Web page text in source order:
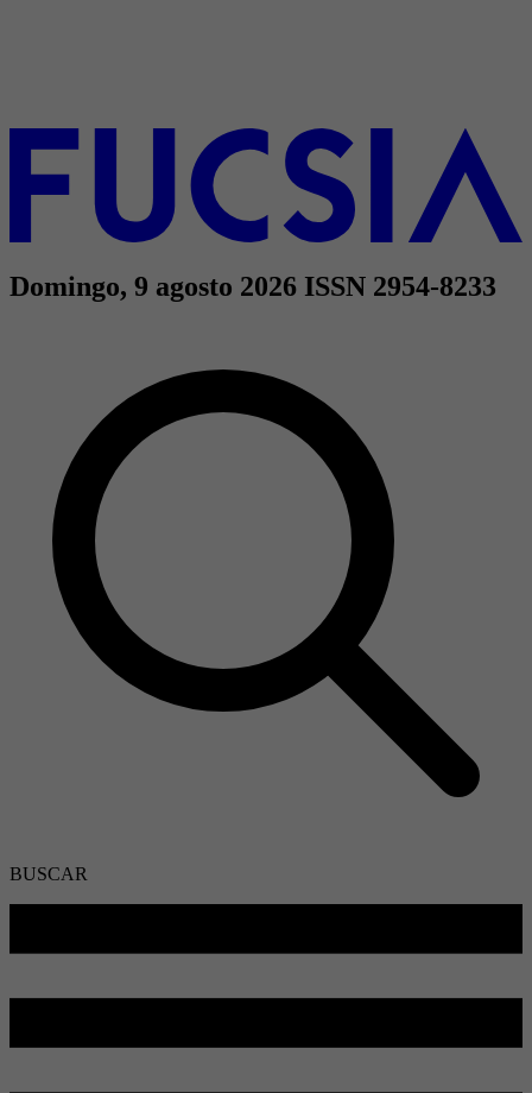
Domingo, 9 agosto 2026 ISSN 2954-8233
BUSCAR